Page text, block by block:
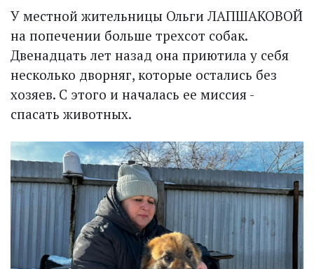
У местной жительницы Ольги ЛАПШАКОВОЙ
на попечении больше трехсот собак.
Двенадцать лет назад она приютила у себя
несколько дворняг, которые остались без
хозяев. С этого и началась ее миссия -
спасать животных.